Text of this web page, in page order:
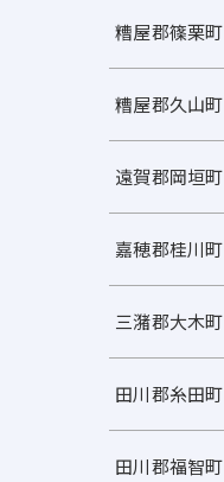
糟屋郡篠栗町
糟屋郡久山町
遠賀郡岡垣町
嘉穂郡桂川町
三潴郡大木町
田川郡糸田町
田川郡福智町